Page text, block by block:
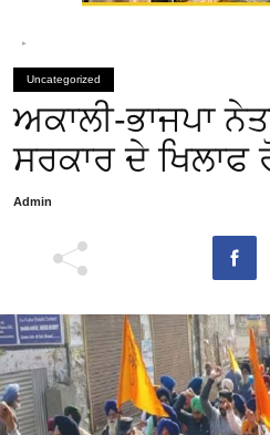
Uncategorized
ਅਕਾਲੀ-ਭਾਜਪਾ
ਸਰਕਾਰ ਦੇ ਖਿਲਾਫ
Admin